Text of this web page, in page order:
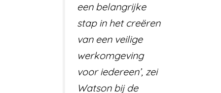
een belangrijke
stap in het creëren
van een veilige
werkomgeving
voor iedereen’, zei
Watson bij de